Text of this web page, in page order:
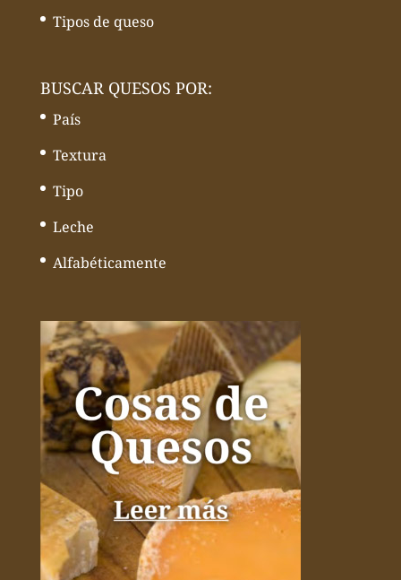
Tipos de queso
BUSCAR QUESOS POR:
País
Textura
Tipo
Leche
Alfabéticamente